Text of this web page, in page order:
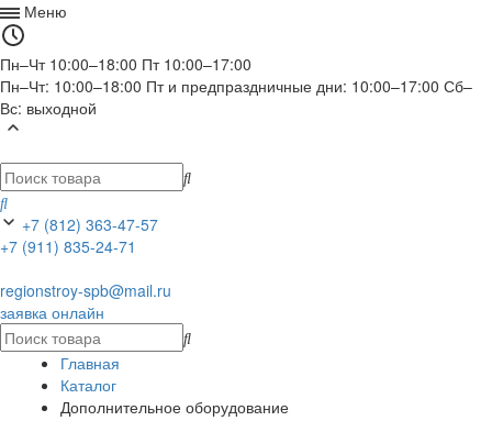
Меню
Пн–Чт 10:00–18:00 Пт 10:00–17:00
Пн–Чт: 10:00–18:00 Пт и предпраздничные дни: 10:00–17:00 Сб–
Вс: выходной
+7 (812) 363-47-57
+7 (911) 835-24-71
regionstroy-spb@mail.ru
заявка онлайн
Главная
Каталог
Дополнительное оборудование